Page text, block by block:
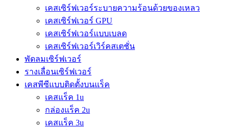
เคสเซิร์ฟเวอร์ระบายความร้อนด้วยของเหลว
เคสเซิร์ฟเวอร์ GPU
เคสเซิร์ฟเวอร์แบบเบลด
เคสเซิร์ฟเวอร์เวิร์คสเตชั่น
พัดลมเซิร์ฟเวอร์
รางเลื่อนเซิร์ฟเวอร์
เคสพีซีแบบติดตั้งบนแร็ค
เคสแร็ค 1u
กล่องแร็ค 2u
เคสแร็ค 3u